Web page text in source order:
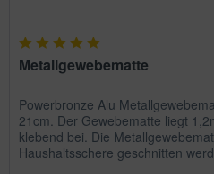
Metallgewebematte
Powerbronze Alu
21cm. Der Gewebematte liegt
klebend bei. Die
Haushaltsschere geschnitten